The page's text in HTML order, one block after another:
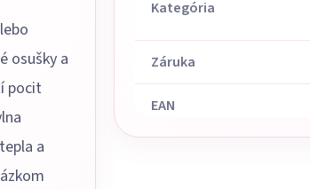
osušky a
pocit
a
Kategória
Záruka
EAN